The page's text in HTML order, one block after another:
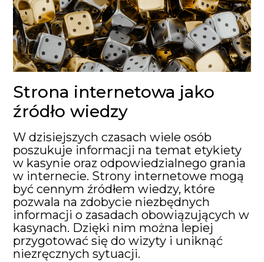
Strona internetowa jako
źródło wiedzy
W dzisiejszych czasach wiele osób
poszukuje informacji na temat etykiety
w kasynie oraz odpowiedzialnego grania
w internecie. Strony internetowe mogą
być cennym źródłem wiedzy, które
pozwala na zdobycie niezbędnych
informacji o zasadach obowiązujących w
kasynach. Dzięki nim można lepiej
przygotować się do wizyty i uniknąć
niezręcznych sytuacji.